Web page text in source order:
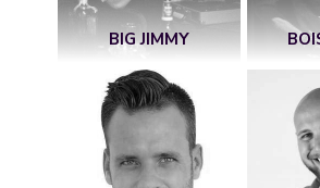
BIG JIMMY